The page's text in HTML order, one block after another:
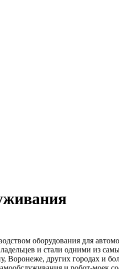
оборудования для
и стали одними из
Воронеже, других городах и